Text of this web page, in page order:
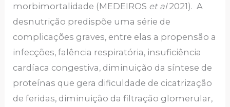
morbimortalidade (MEDEIROS et al2021). A
desnutrição predispõe uma série de
complicações graves, entre elas a propensão a
infecções, falência respiratória, insuficiência
cardíaca congestiva, diminuição da síntese de
proteínas que gera dificuldade de cicatrização
de feridas, diminuição da filtração glomerular,